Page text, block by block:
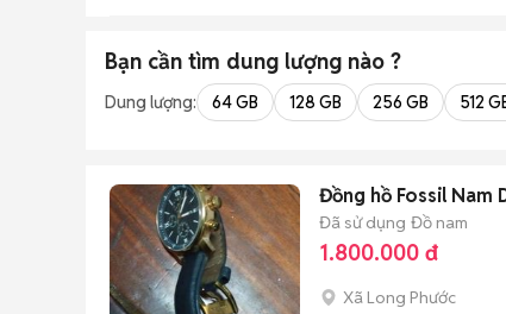
Bạn cần tìm dung lượng nào ?
Dung lượng: 64 GB 128 GB 256 GB 512
Đồng hồ Fossil Nam
Đã sử dụng Đồ nam
1.800.000 đ
Xã Long Phước